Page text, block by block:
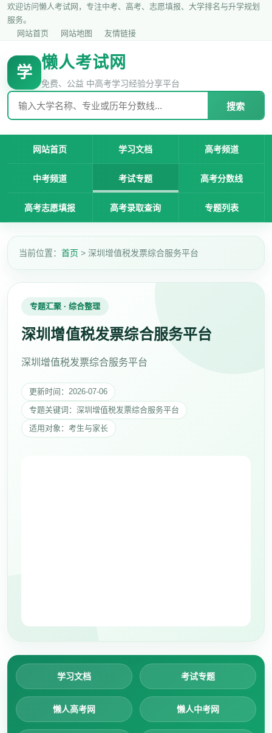
欢迎访问懒人考试网，专注中考、高考、志愿填报、大学排名与升学规划
服务。
网站首页
网站地图 友情链接
学
懒人考试网
免费、公益 中高考学习经验分享平台
搜索
网站首页 学习文档 高考频道
中考频道 考试专题 高考分数线
高考志愿填报 高考录取查询 专题列表
当前位置： 首页 > 深圳增值税发票综合服务平台
专题汇聚 · 综合整理
深圳增值税发票综合服务平台
深圳增值税发票综合服务平台
更新时间：2026-07-06
专题关键词：深圳增值税发票综合服务平台
适用对象：考生与家长
学习文档 考试专题
懒人高考网 懒人中考网